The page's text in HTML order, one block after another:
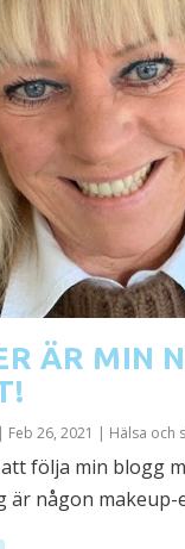
ÄR MIN
| Feb 26, 2021 | Hälsa och
följa min blogg
är någon makeup-